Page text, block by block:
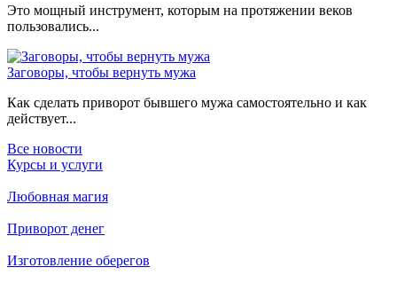
Это мощный инструмент, которым на протяжении веков
пользовались...
Заговоры, чтобы вернуть мужа
Как сделать приворот бывшего мужа самостоятельно и как
действует...
Все новости
Курсы и услуги
Любовная магия
Приворот денег
Изготовление оберегов